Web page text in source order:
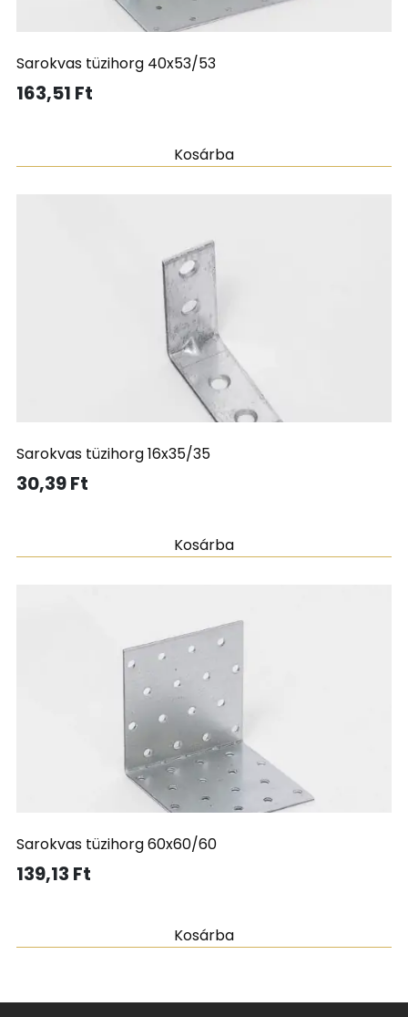
Sarokvas tüzihorg 40x53/53
163,51 Ft
Kosárba
Sarokvas tüzihorg 16x35/35
30,39Ft
Kosárba
Sarokvas tüzihorg 60x60/60
139,13 Ft
Kosárba